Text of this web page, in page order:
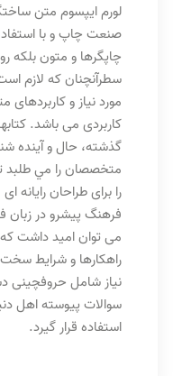
لورم ايپسوم متن
صنعت چاپ و با
چاپگرها و متون بلکه
سطرآنچنان که لازم
مورد نياز و کاربردهای
کاربردی می باشد.
گذشته، حال و آينده
متخصصان را مي طلبد
را برای طراحان
فرهنگ پيشرو در زبان
می توان اميد داشت که
راهکارها و شرايط
نياز شامل حروفچينی
سوالات پيوسته اهل
استفاده قرار گيرد.